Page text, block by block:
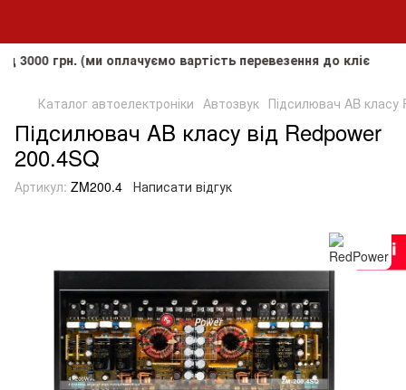
(ми оплачуємо вартість перевезення до клієнта, але
Каталог автоелектроніки Автозвук Підсилювач AB класу
Підсилювач AB класу від Redpower
200.4SQ
Артикул: ZM200.4 Написати відгук